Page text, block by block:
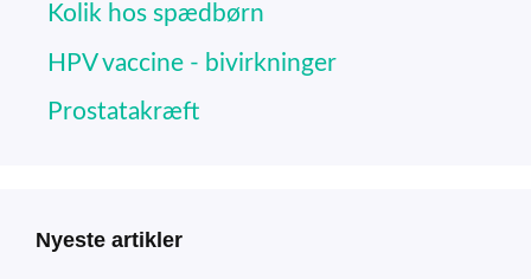
Kolik hos spædbørn
HPV vaccine - bivirkninger
Prostatakræft
Nyeste artikler